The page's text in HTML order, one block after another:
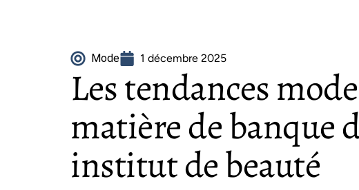
Mode 1 décembre 2025
Les tendances
matière de banque
institut de beauté